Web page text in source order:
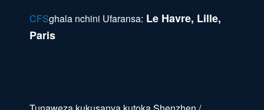
CFSghala nchini Ufaransa: Le Havre, Lille,
Paris